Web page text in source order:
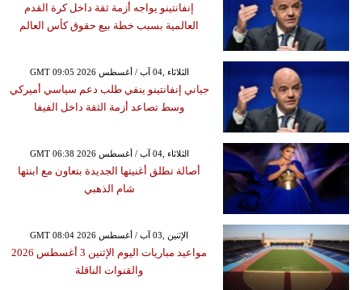
إنفانتينو يواجه أزمة ثقة داخل كرة القدم
العالمية بسبب خطة بيع حقوق كأس العالم
GMT 09:05 2026 الثلاثاء ,04 آب / أغسطس
جياني إنفانتينو ينفي طلب دعم سياسي أميركي
وسط تصاعد أزمة الثقة داخل الفيفا
GMT 06:38 2026 الثلاثاء ,04 آب / أغسطس
أصالة تطلق أغنيتها الجديدة بتعاون مع ابنتها
شام الذهبي
GMT 08:04 2026 الإثنين ,03 آب / أغسطس
مواعيد مباريات اليوم الإثنين 3 أغسطس 2026
والقنوات الناقلة